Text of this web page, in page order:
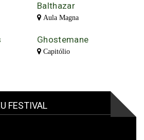
Balthazar
Aula Magna
Ghostemane
Capitólio
FESTIVAL